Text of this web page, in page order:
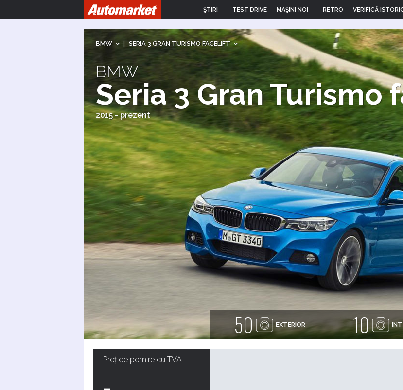
ŞTIRI TEST DRIVE MAŞINI NOI RETRO VERIFICĂ
BMW SERIA 3 GRAN TURISMO FACELIFT
BMW
Seria 3 Gran Turismo
2015 - prezent
50 EXTERIOR 10
Preț de pornire cu TVA